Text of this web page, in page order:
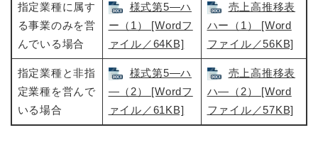
指定業種に属す
る事業のみを営
んでいる場合
様式第5―ハ
ー（1） [Wordフ
ァイル／64KB]
売上高推移表
ハー（1） [Word
ファイル／56KB]
指定業種と非指
定業種を営んで
いる場合
様式第5―ハ
―（2） [Wordフ
ァイル／61KB]
売上高推移表
ハ―（2） [Word
ファイル／57KB]